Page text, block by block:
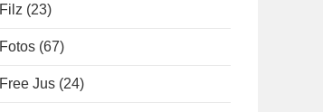
Filz (23)
Fotos (67)
Free Jus (24)